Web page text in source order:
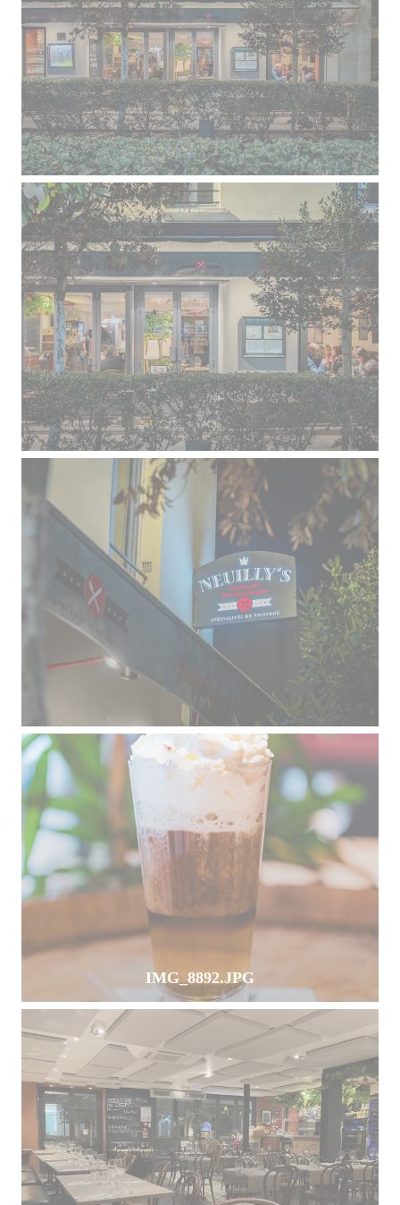
IMG_8892.JPG